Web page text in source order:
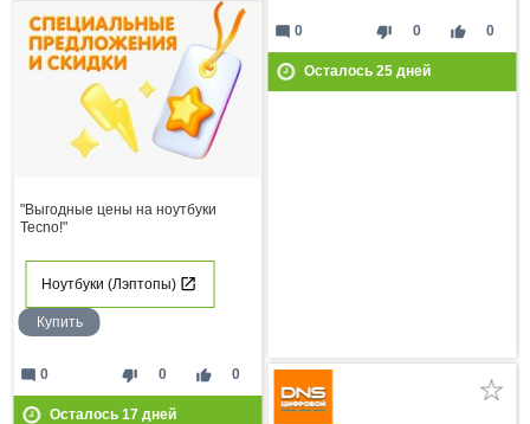
thumb_down 0 thumb_up 0
mode_comment 0
Осталось 25дней
"Выгодные цены на ноутбуки
Tecno!"
Ноутбуки (Лэптопы)
Купить
thumb_down 0 thumb_up 0
mode_comment 0
Осталось 17дней